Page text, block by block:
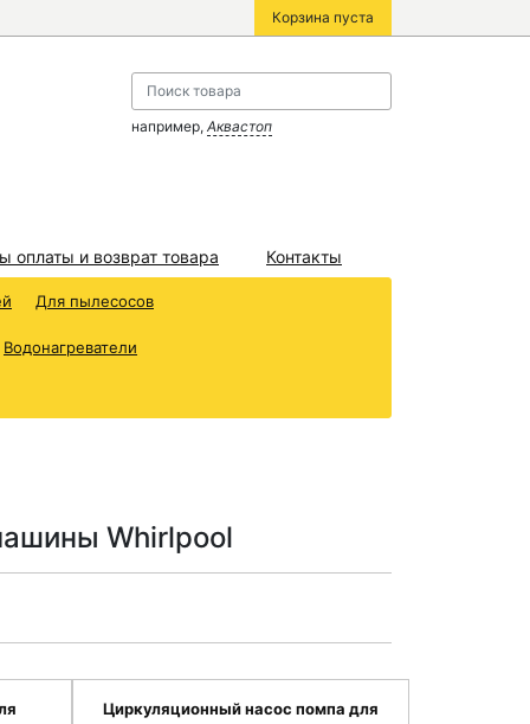
Корзина пуста
например, Аквастоп
оплаты и возврат товара Контакты
Для пылесосов
Водонагреватели
Whirlpool
Циркуляционный насос помпа для